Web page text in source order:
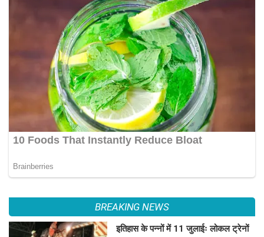
BREAKING NEWS
इतिहास के पन्नों में 11 जुलाईः लोकल ट्रेनों